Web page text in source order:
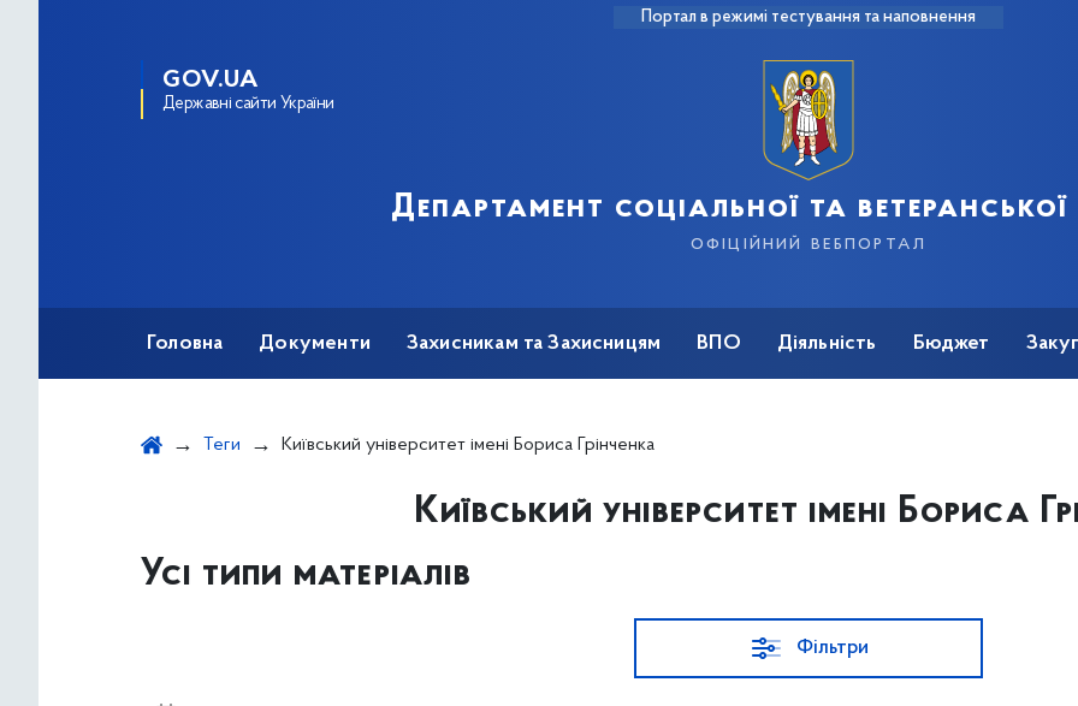
Портал в режимі тестування та наповнення
GOV.UA
Державні сайти України
Департамент соціальної та ветеранської
офіційний вебпортал
Головна Документи Захисникам та Захисницям ВПО Діяльність Бюджет
Теги Київський університет імені Бориса Грінченка
Київський університет імені Бориса
Усі типи матеріалів
Фільтри